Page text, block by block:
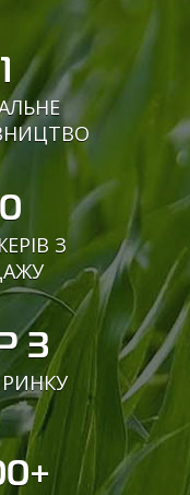
З
3
РИНКУ